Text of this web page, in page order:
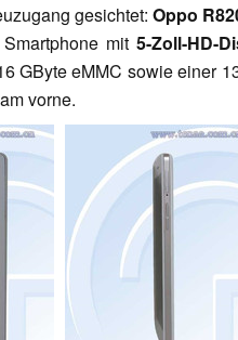
gesichtet:Oppo
mit5-Zoll-HD-
GByte eMMC sowie einer
vorne.